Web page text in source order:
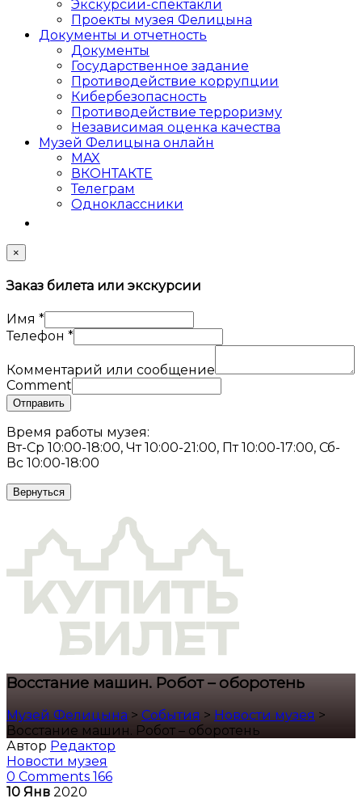
Экскурсии-спектакли
Проекты музея Фелицына
Документы и отчетность
Документы
Государственное задание
Противодействие коррупции
Кибер­безопасность
Противодействие терроризму
Независимая оценка качества
Музей Фелицына онлайн
MAX
ВКОНТАКТЕ
Телеграм
Одноклассники
×
Заказ билета или экскурсии
Имя *
Телефон *
Комментарий или сообщение
Comment
Отправить
Время работы музея:
Вт-Ср 10:00-18:00, Чт 10:00-21:00, Пт 10:00-17:00, Сб-
Вс 10:00-18:00
Вернуться
Восстание машин. Робот – оборотень
Музей Фелицына > События > Новости музея >
Восстание машин. Робот – оборотень
Автор Редактор
Новости музея
0 Comments 166
10 Янв 2020